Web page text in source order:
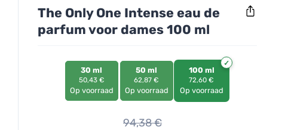
The Only One Intense eau de
parfum voor dames 100 ml
30 ml
50,43 €
Op voorraad
50 ml
62,87 €
Op voorraad
100 ml
72,60 €
Op voorraad
94,38€